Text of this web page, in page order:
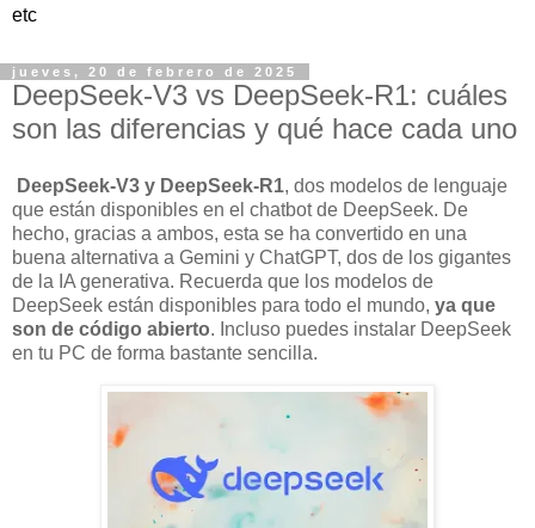
etc
jueves, 20 de febrero de 2025
DeepSeek-V3 vs DeepSeek-R1: cuáles
son las diferencias y qué hace cada uno
DeepSeek-V3 y DeepSeek-R1, dos modelos de lenguaje
que están disponibles en el chatbot de DeepSeek. De
hecho, gracias a ambos, esta se ha convertido en una
buena alternativa a Gemini y ChatGPT, dos de los gigantes
de la IA generativa. Recuerda que los modelos de
DeepSeek están disponibles para todo el mundo, ya que
son de código abierto. Incluso puedes instalar DeepSeek
en tu PC de forma bastante sencilla.